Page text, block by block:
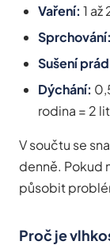
Vaření: 1
Sprchování:
Sušení
Dýchání:
rodina = 2
V součtu se
denně. Pokud
působit
Proč je